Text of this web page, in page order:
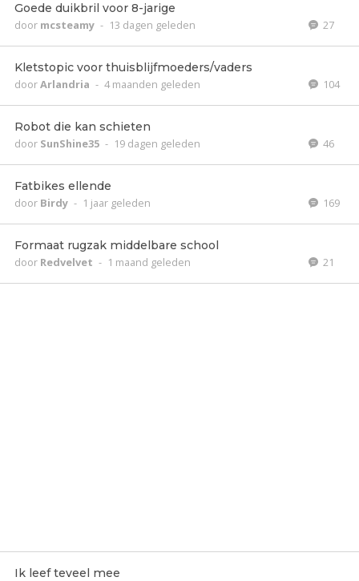
Goede duikbril voor 8-jarige
door mcsteamy - 13 dagen geleden 27
Kletstopic voor thuisblijfmoeders/vaders
doorArlandria - 4 maanden geleden 104
Robot die kan schieten
door SunShine35 - 19 dagen geleden 46
Fatbikes ellende
door Birdy - 1 jaar geleden 169
Formaat rugzak middelbare school
door Redvelvet - 1 maand geleden 21
Ik leef teveel mee